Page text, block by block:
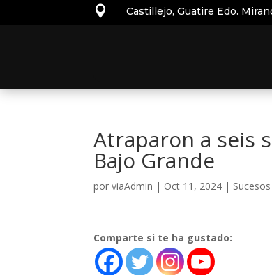
 Castillejo, Guatire Edo.
Atraparon a seis
Bajo Grande
porviaAdmin | Oct 11, 2024 | Sucesos
Comparte si te ha gustado: